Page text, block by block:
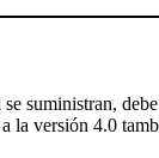
suministran, debe
la versión 4.0